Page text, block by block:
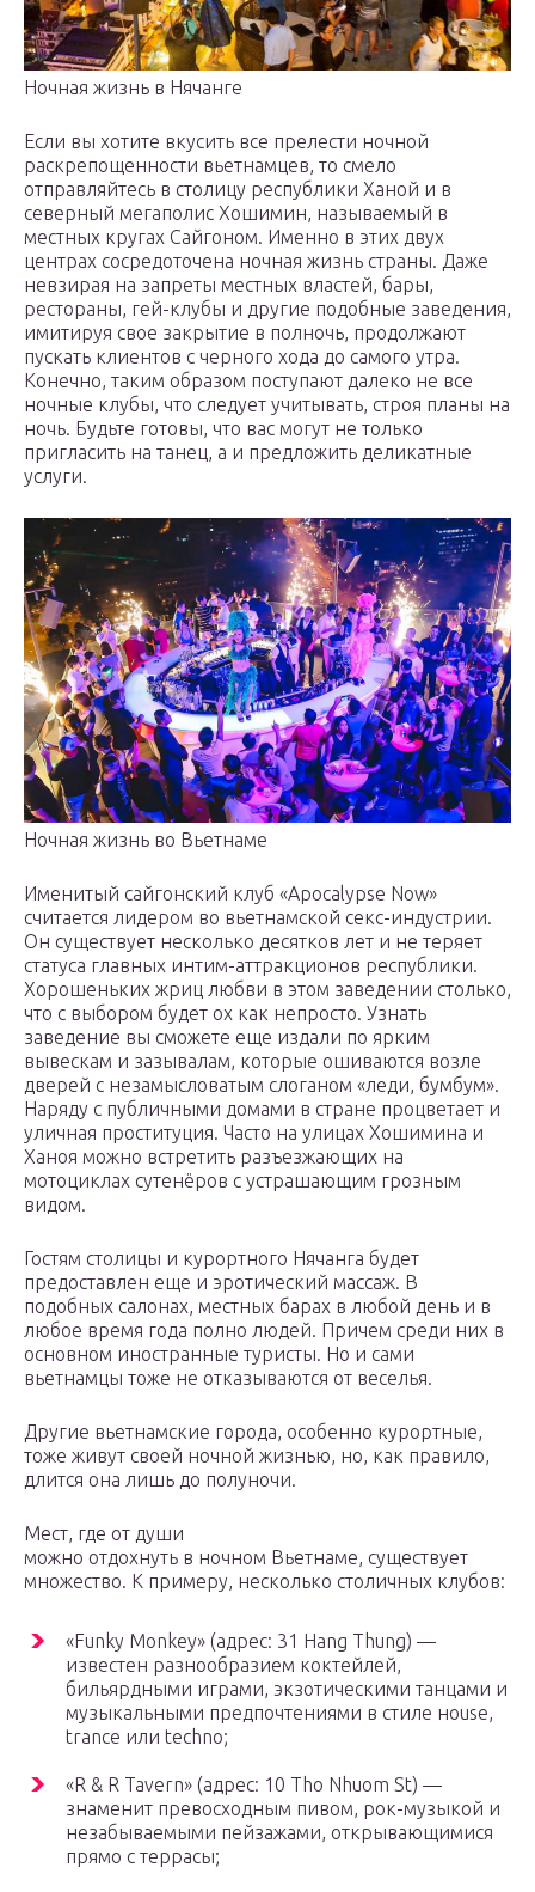
Ночная жизнь в Нячанге
Если вы хотите вкусить все прелести ночной
раскрепощенности вьетнамцев, то смело
отправляйтесь в столицу республики Ханой и в
северный мегаполис Хошимин, называемый в
местных кругах Сайгоном. Именно в этих двух
центрах сосредоточена ночная жизнь страны. Даже
невзирая на запреты местных властей, бары,
рестораны, гей-клубы и другие подобные заведения,
имитируя свое закрытие в полночь, продолжают
пускать клиентов с черного хода до самого утра.
Конечно, таким образом поступают далеко не все
ночные клубы, что следует учитывать, строя планы на
ночь. Будьте готовы, что вас могут не только
пригласить на танец, а и предложить деликатные
услуги.
Ночная жизнь во Вьетнаме
Именитый сайгонский клуб «Apocalypse Now»
считается лидером во вьетнамской секс-индустрии.
Он существует несколько десятков лет и не теряет
статуса главных интим-аттракционов республики.
Хорошеньких жриц любви в этом заведении столько,
что с выбором будет ох как непросто. Узнать
заведение вы сможете еще издали по ярким
вывескам и зазывалам, которые ошиваются возле
дверей с незамысловатым слоганом «леди, бумбум».
Наряду с публичными домами в стране процветает и
уличная проституция. Часто на улицах Хошимина и
Ханоя можно встретить разъезжающих на
мотоциклах сутенёров с устрашающим грозным
видом.
Гостям столицы и курортного Нячанга будет
предоставлен еще и эротический массаж. В
подобных салонах, местных барах в любой день и в
любое время года полно людей. Причем среди них в
основном иностранные туристы. Но и сами
вьетнамцы тоже не отказываются от веселья.
Другие вьетнамские города, особенно курортные,
тоже живут своей ночной жизнью, но, как правило,
длится она лишь до полуночи.
Мест, где от души
можно отдохнуть в ночном Вьетнаме, существует
множество. К примеру, несколько столичных клубов:
«Funky Monkey» (адрес: 31 Hang Thung) —
известен разнообразием коктейлей,
бильярдными играми, экзотическими танцами и
музыкальными предпочтениями в стиле нouse,
trance или techno;
«R & R Tavern» (адрес: 10 Tho Nhuom St) —
знаменит превосходным пивом, рок-музыкой и
незабываемыми пейзажами, открывающимися
прямо с террасы;